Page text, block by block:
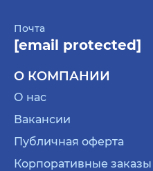
Почта
[email protected]
О КОМПАНИИ
О нас
Вакансии
Публичная оферта
Корпоративные заказы